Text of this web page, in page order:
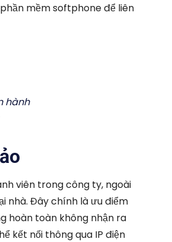
phần mềm softphone để liên
hành
viên trong công ty, ngoài
nhà. Đây chính là ưu điểm
hoàn toàn không nhận ra
kết nối thông qua IP điện